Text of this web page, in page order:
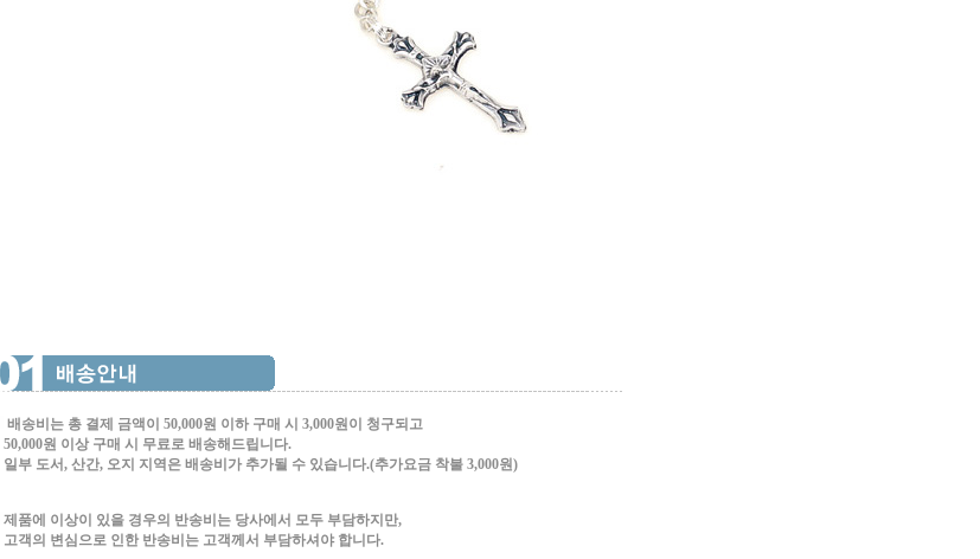
배송비는 총 결제 금액이 50,000원 이하 구매 시 3,000원이 청구되고
50,000원 이상 구매 시 무료로 배송해드립니다.
일부 도서, 산간, 오지 지역은 배송비가 추가될 수 있습니다.(추가요금 착불 3,000원)
제품에 이상이 있을 경우의 반송비는 당사에서 모두 부담하지만,
고객의 변심으로 인한 반송비는 고객께서 부담하셔야 합니다.